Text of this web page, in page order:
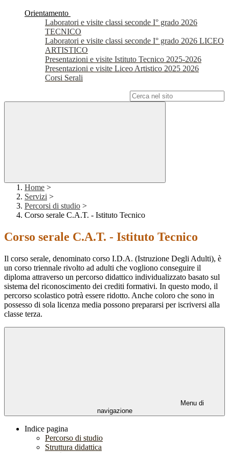
Orientamento
Laboratori e visite classi seconde I° grado 2026
TECNICO
Laboratori e visite classi seconde I° grado 2026 LICEO
ARTISTICO
Presentazioni e visite Istituto Tecnico 2025-2026
Presentazioni e visite Liceo Artistico 2025 2026
Corsi Serali
Home >
Servizi >
Percorsi di studio >
Corso serale C.A.T. - Istituto Tecnico
Corso serale C.A.T. - Istituto Tecnico
Il corso serale, denominato corso I.D.A. (Istruzione Degli Adulti), è
un corso triennale rivolto ad adulti che vogliono conseguire il
diploma attraverso un percorso didattico individualizzato basato sul
sistema del riconoscimento dei crediti formativi. In questo modo, il
percorso scolastico potrà essere ridotto. Anche coloro che sono in
possesso di sola licenza media possono prepararsi per iscriversi alla
classe terza.
Menu di
navigazione
Indice pagina
Percorso di studio
Struttura didattica